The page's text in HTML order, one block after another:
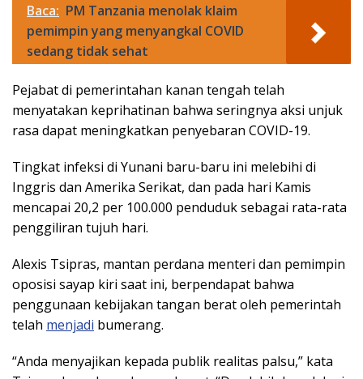
Baca: PM Tanzania menolak klaim
pemimpin yang menyangkal COVID
sedang tidak sehat
Pejabat di pemerintahan kanan tengah telah
menyatakan keprihatinan bahwa seringnya aksi unjuk
rasa dapat meningkatkan penyebaran COVID-19.
Tingkat infeksi di Yunani baru-baru ini melebihi di
Inggris dan Amerika Serikat, dan pada hari Kamis
mencapai 20,2 per 100.000 penduduk sebagai rata-rata
penggiliran tujuh hari.
Alexis Tsipras, mantan perdana menteri dan pemimpin
oposisi sayap kiri saat ini, berpendapat bahwa
penggunaan kebijakan tangan berat oleh pemerintah
telah menjadi bumerang.
“Anda menyajikan kepada publik realitas palsu,” kata